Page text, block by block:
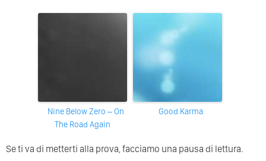
Nine Below Zero – On
The Road Again
Good Karma
Se ti va di metterti alla prova, facciamo una pausa di lettura.